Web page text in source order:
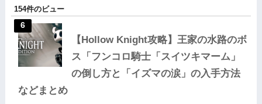
154件のビュー
【Hollow Knight攻略】王家の水路のボ
ス「フンコロ騎士「スイツキマーム」
の倒し方と「イズマの涙」の入手方法
などまとめ